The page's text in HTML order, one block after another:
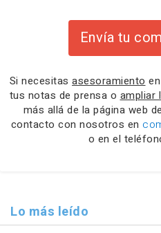
Envía tu
Si necesitas asesoramiento
tus notas de prensa o ampliar
más allá de la página web de
contacto con nosotros en
o en el
Lo más leído